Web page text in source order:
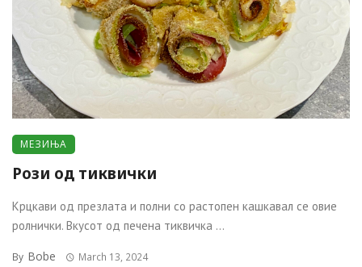
МЕЗИЊА
Рози од тиквички
Крцкави од презлата и полни со растопен кашкавал се овие
ролнички. Вкусот од печена тиквичка ...
By Bobe March 13, 2024